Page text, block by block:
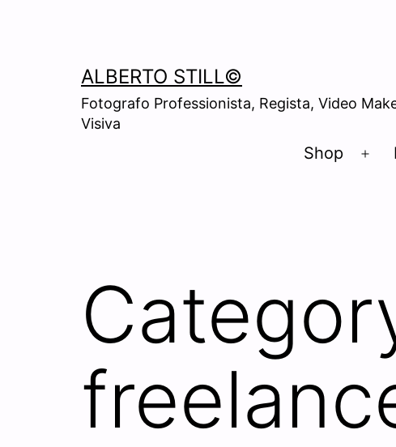
ALBERTO STILL©
Fotografo Professionista, Regista, Video
Visiva
Shop